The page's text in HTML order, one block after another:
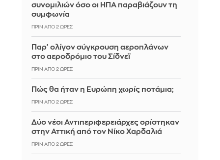
συνομιλιών όσο οι ΗΠΑ παραβιάζουν τη
συμφωνία
ΠΡΙΝ ΑΠΌ 2 ΏΡΕΣ
Παρ' ολίγον σύγκρουση αεροπλάνων
στο αεροδρόμιο του Σίδνεϊ
ΠΡΙΝ ΑΠΌ 2 ΏΡΕΣ
Πώς θα ήταν η Ευρώπη χωρίς ποτάμια;
ΠΡΙΝ ΑΠΌ 2 ΏΡΕΣ
Δύο νέοι Αντιπεριφερειάρχες ορίστηκαν
στην Αττική από τον Νίκο Χαρδαλιά
ΠΡΙΝ ΑΠΌ 2 ΏΡΕΣ